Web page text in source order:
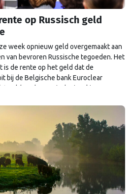
op Russisch geld
week opnieuw geld overgemaakt aan
van bevroren Russische tegoeden. Het
is de rente op het geld dat de
bij de Belgische bank Euroclear
geld na de Russische inval in